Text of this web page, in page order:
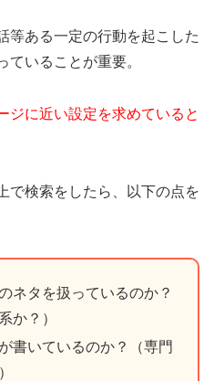
等ある一定の行動を起こした
ていることが重要。
ジに近い設定を求めていると
で検索をしたら、以下の点を
ネタを扱っているのか？
か？）
書いているのか？（専門